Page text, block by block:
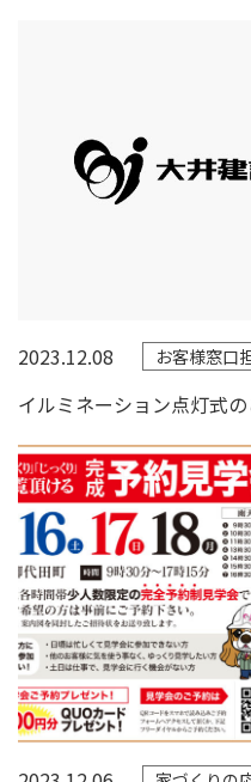
2023.12.08 お客様窓口
イルミネーション点灯式